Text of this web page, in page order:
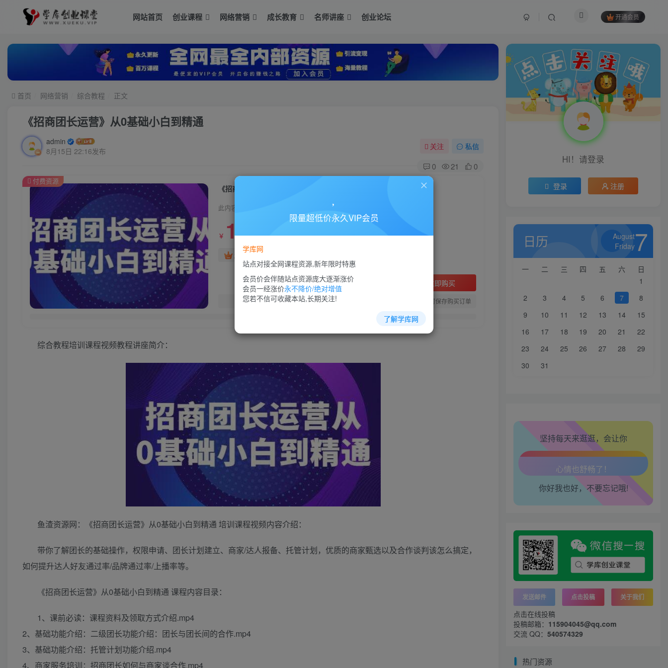
网站首页 创业课程 网络营销 成长教育 名师讲座 创业论坛 开通会员
首页 网络营销 综合教程 正文
《招商团长运营》从0基础小白到精通
admin
8月15日 22:16发布
关注 私信
0 21 0
《招商团长运营》从0基础小白到精通
此内容为付费资源，请付费后查看
￥ 10￥88
超级会员免费
立即购买
您当前未登录！建议登陆后购买，可保存购买订单
付费资源
综合教程培训课程视频教程讲座简介：
鱼渣资源网：《招商团长运营》从0基础小白到精通 培训课程视频内容介绍：
带你了解团长的基础操作，权限申请、团长计划建立、商家/达人报备、托管计划，优质的商家甄选以及合作谈判该怎么搞定，
如何提升达人好友通过率/品牌通过率/上播率等。
《招商团长运营》从0基础小白到精通 课程内容目录：
1、课前必读：课程资料及领取方式介绍.mp4
2、基础功能介绍：二级团长功能介绍：团长与团长间的合作.mp4
3、基础功能介绍：托管计划功能介绍.mp4
4、商家服务培训：招商团长如何与商家谈合作.mp4
HI！请登录
登录 注册
日历
August
Friday7
一 二 三 四 五 六
日
1
2
3 4 5 6 7
8
9
10 11 12 13 14
15
16
17 18 19 20 21
22
23
24 25 26 27 28
29
30
31
坚持每天来逛逛，会让你
生活也美好了！
腰也不酸了！
工作也轻松了！
你好我也好，不要忘记哦!
发送邮件 点击投稿 关于我们
点击在线投稿
投稿邮箱： 115904045@qq.com
交流 QQ： 540574329
热门资源
限量超低价永久VIP会员
学库网
站点对接全网课程资源,新年限时特惠
会员价会伴随站点资源庞大逐渐涨价
会员一经涨价永不降价/绝对增值
您若不信可收藏本站,长期关注!
了解学库网